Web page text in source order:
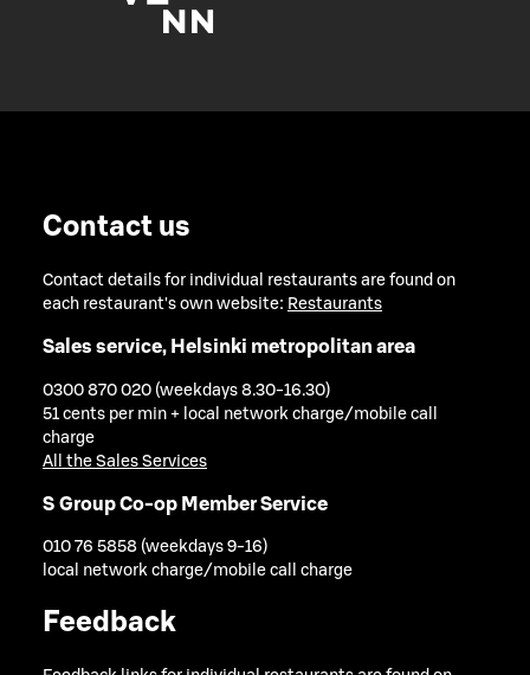
Contact us
Contact details for individual restaurants are found on
each restaurant's own website: Restaurants
Sales service, Helsinki metropolitan area
0300 870 020 (weekdays 8.30-16.30)
51 cents per min + local network charge/mobile call
charge
All the Sales Services
S Group Co-op Member Service
010 76 5858 (weekdays 9-16)
local network charge/mobile call charge
Feedback